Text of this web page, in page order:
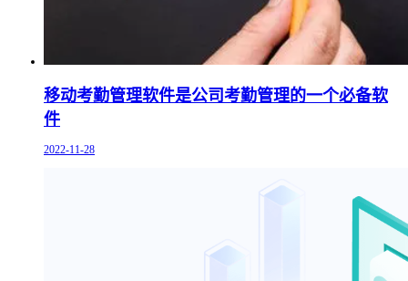
移动考勤管理软件是公司考勤管理的一个必备软
件
2022-11-28